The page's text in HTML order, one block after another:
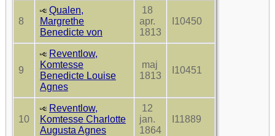
8
Qualen,
Margrethe
Benedicte von
18
apr.
1813
I10450
9
Reventlow,
Komtesse
Benedicte Louise
Agnes
maj
1813
I10451
10
Reventlow,
Komtesse Charlotte
Augusta Agnes
12
jan.
1864
I11889